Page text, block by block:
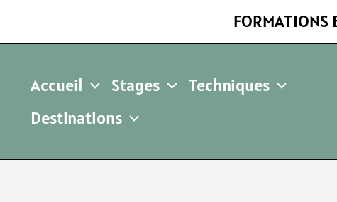
FORMATIONS
Accueil Stages
Techniques
Destinations